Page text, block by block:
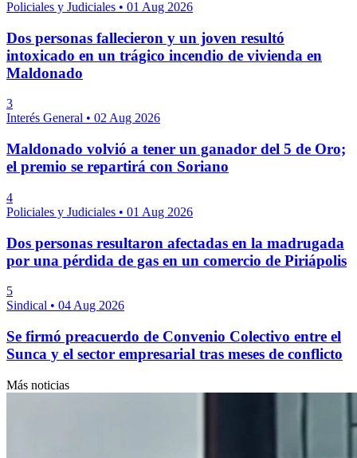
Policiales y Judiciales • 01 Aug 2026
Dos personas fallecieron y un joven resultó
intoxicado en un trágico incendio de vivienda en
Maldonado
3
Interés General • 02 Aug 2026
Maldonado volvió a tener un ganador del 5 de Oro;
el premio se repartirá con Soriano
4
Policiales y Judiciales • 01 Aug 2026
Dos personas resultaron afectadas en la madrugada
por una pérdida de gas en un comercio de Piriápolis
5
Sindical • 04 Aug 2026
Se firmó preacuerdo de Convenio Colectivo entre el
Sunca y el sector empresarial tras meses de conflicto
Más noticias